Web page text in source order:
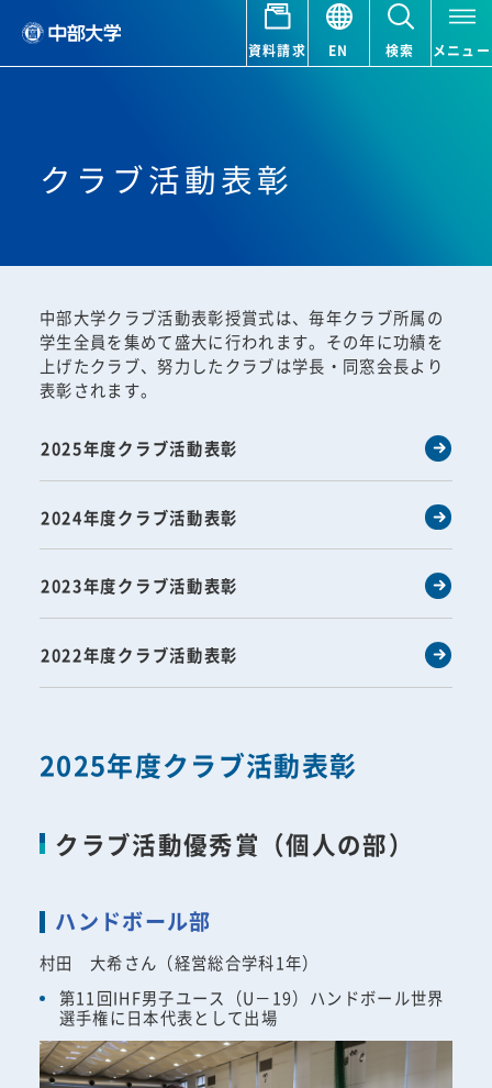
資料請求 EN 検索 メニュー
クラブ活動表彰
中部大学クラブ活動表彰授賞式は、毎年クラブ所属の
学生全員を集めて盛大に行われます。その年に功績を
上げたクラブ、努力したクラブは学長・同窓会長より
表彰されます。
2025年度クラブ活動表彰
2024年度クラブ活動表彰
2023年度クラブ活動表彰
2022年度クラブ活動表彰
2025年度クラブ活動表彰
クラブ活動優秀賞（個人の部）
ハンドボール部
村田 大希さん（経営総合学科1年）
第11回IHF男子ユース（U－19）ハンドボール世界
選手権に日本代表として出場